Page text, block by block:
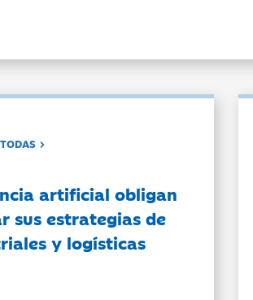
artificial obligan
sus estrategias de
y logísticas